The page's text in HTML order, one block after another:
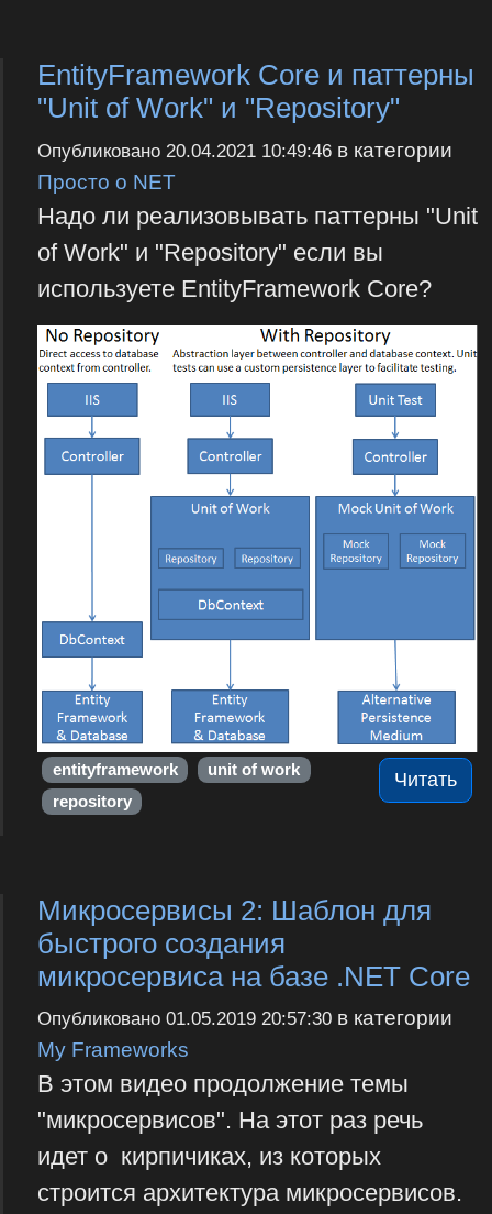
EntityFramework Core и паттерны
"Unit of Work" и "Repository"
Опубликовано 20.04.2021 10:49:46в категории
Просто о NET
Надо ли реализовывать паттерны "Unit
of Work" и "Repository" если вы
используете EntityFramework Core?
Читать
entityframework
unit of work
repository
Микросервисы 2: Шаблон для
быстрого создания
микросервиса на базе .NET Core
Опубликовано 01.05.2019 20:57:30в категории
My Frameworks
В этом видео продолжение темы
"микросервисов". На этот раз речь
идет о кирпичиках, из которых
строится архитектура микросервисов.